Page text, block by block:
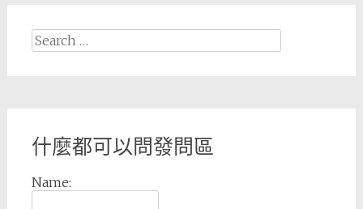
Search
什麼都可以問發問區
Name: